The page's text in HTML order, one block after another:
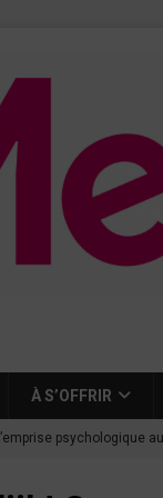
À S’OFFRIR
psychologique